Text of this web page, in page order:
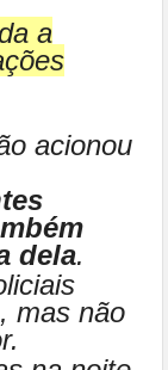
a
acionou
dela.
mas não